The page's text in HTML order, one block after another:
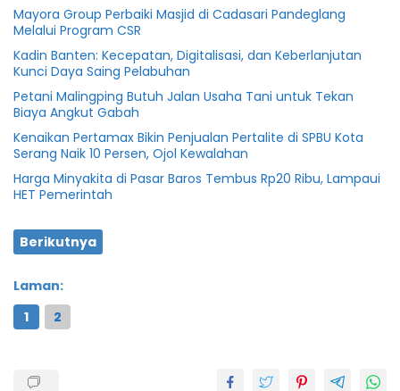
Mayora Group Perbaiki Masjid di Cadasari Pandeglang
Melalui Program CSR
Kadin Banten: Kecepatan, Digitalisasi, dan Keberlanjutan
Kunci Daya Saing Pelabuhan
Petani Malingping Butuh Jalan Usaha Tani untuk Tekan
Biaya Angkut Gabah
Kenaikan Pertamax Bikin Penjualan Pertalite di SPBU Kota
Serang Naik 10 Persen, Ojol Kewalahan
Harga Minyakita di Pasar Baros Tembus Rp20 Ribu, Lampaui
HET Pemerintah
Berikutnya
Laman:
1
2